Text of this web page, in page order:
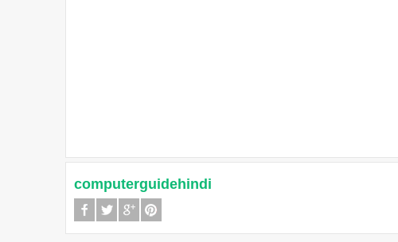
computerguidehindi